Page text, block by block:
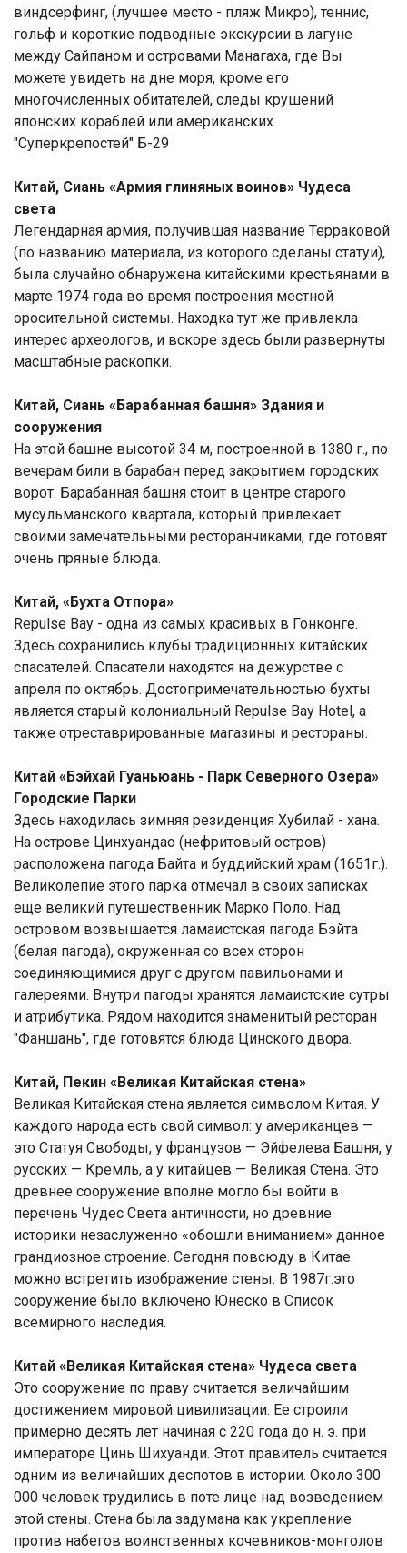
виндсерфинг, (лучшее место - пляж Микро), теннис,
гольф и короткие подводные экскурсии в лагуне
между Сайпаном и островами Манагаха, где Вы
можете увидеть на дне моря, кроме его
многочисленных обитателей, следы крушений
японских кораблей или американских
"Суперкрепостей" Б-29
Китай, Сиань «Армия глиняных воинов» Чудеса
света
Легендарная армия, получившая название Терраковой
(по названию материала, из которого сделаны статуи),
была случайно обнаружена китайскими крестьянами в
марте 1974 года во время построения местной
оросительной системы. Находка тут же привлекла
интерес археологов, и вскоре здесь были развернуты
масштабные раскопки.
Китай, Сиань «Барабанная башня» Здания и
сооружения
На этой башне высотой 34 м, построенной в 1380 г., по
вечерам били в барабан перед закрытием городских
ворот. Барабанная башня стоит в центре старого
мусульманского квартала, который привлекает
своими замечательными ресторанчиками, где готовят
очень пряные блюда.
Китай, «Бухта Отпора»
Repulse Bay - одна из самых красивых в Гонконге.
Здесь сохранились клубы традиционных китайских
спасателей. Спасатели находятся на дежурстве с
апреля по октябрь. Достопримечательностью бухты
является старый колониальный Repulse Bay Hotel, а
также отреставрированные магазины и рестораны.
Китай «Бэйхай Гуаньюань - Парк Северного Озера»
Городские Парки
Здесь находилась зимняя резиденция Хубилай - хана.
На острове Цинхуандао (нефритовый остров)
расположена пагода Байта и буддийский храм (1651г.).
Великолепие этого парка отмечал в своих записках
еще великий путешественник Марко Поло. Над
островом возвышается ламаистская пагода Бэйта
(белая пагода), окруженная со всех сторон
соединяющимися друг с другом павильонами и
галереями. Внутри пагоды хранятся ламаистские сутры
и атрибутика. Рядом находится знаменитый ресторан
"Фаншань", где готовятся блюда Цинского двора.
Китай, Пекин «Великая Китайская стена»
Великая Китайская стена является символом Китая. У
каждого народа есть свой символ: у американцев —
это Статуя Свободы, у французов — Эйфелева Башня, у
русских — Кремль, а у китайцев — Великая Стена. Это
древнее сооружение вполне могло бы войти в
перечень Чудес Света античности, но древние
историки незаслуженно «обошли вниманием» данное
грандиозное строение. Сегодня повсюду в Китае
можно встретить изображение стены. В 1987г.это
сооружение было включено Юнеско в Список
всемирного наследия.
Китай «Великая Китайская стена» Чудеса света
Это сооружение по праву считается величайшим
достижением мировой цивилизации. Ее строили
примерно десять лет начиная с 220 года до н. э. при
императоре Цинь Шихуанди. Этот правитель считается
одним из величайших деспотов в истории. Около 300
000 человек трудились в поте лице над возведением
этой стены. Стена была задумана как укрепление
против набегов воинственных кочевников-монголов